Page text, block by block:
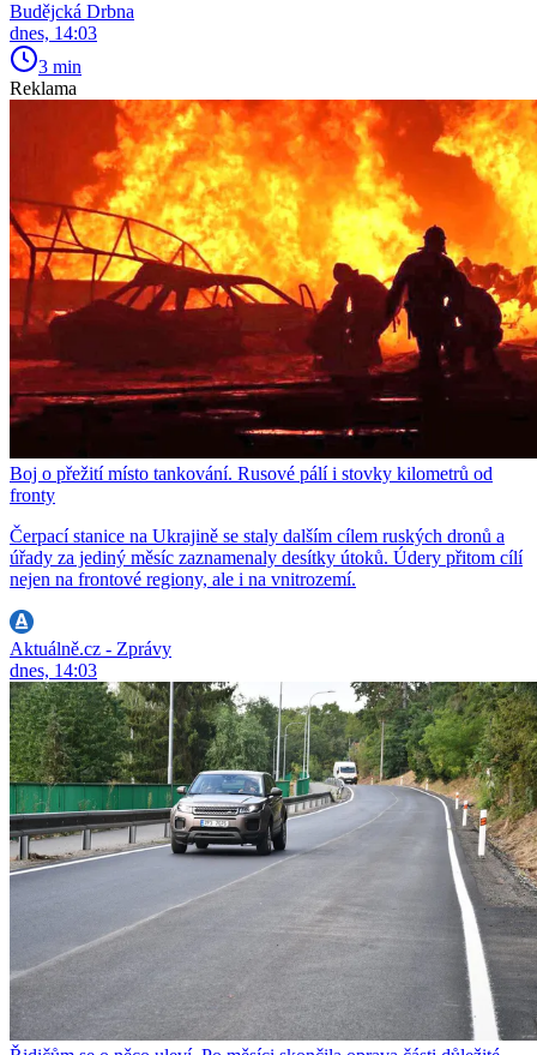
Budějcká Drbna
dnes, 14:03
3 min
Reklama
Boj o přežití místo tankování. Rusové pálí i stovky kilometrů od
fronty
Čerpací stanice na Ukrajině se staly dalším cílem ruských dronů a
úřady za jediný měsíc zaznamenaly desítky útoků. Údery přitom cílí
nejen na frontové regiony, ale i na vnitrozemí.
Aktuálně.cz - Zprávy
dnes, 14:03